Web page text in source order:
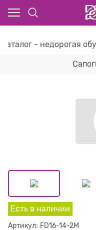
Каталог - недорогая
Есть в наличии
Артикул: FD16-14-2M